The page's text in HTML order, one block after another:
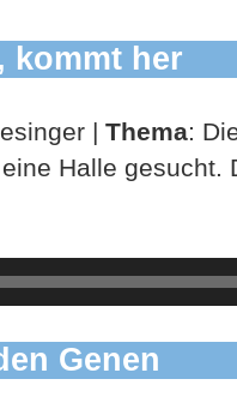
kommt her
| Thema:
Halle gesucht.
Genen